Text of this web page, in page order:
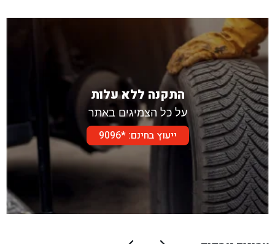
התקנה ללא עלות
על כל הצמיגים באתר
ייעוץ בחינם: *9096